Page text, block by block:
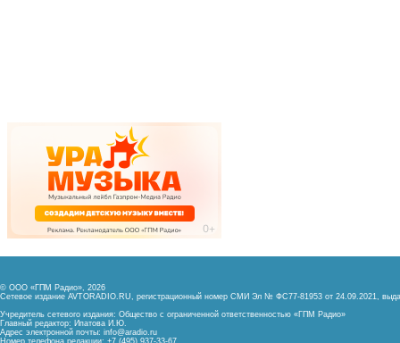
© ООО «ГПМ Радио», 2026
Сетевое издание AVTORADIO.RU, регистрационный номер СМИ Эл № ФС77-81953 от 24.09.2021,
Учредитель сетевого издания: Общество с ограниченной ответственностью «ГПМ Радио»
Главный редактор: Ипатова И.Ю.
Адрес электронной почты: info@aradio.ru
Номер телефона редакции: +7 (495) 937-33-67